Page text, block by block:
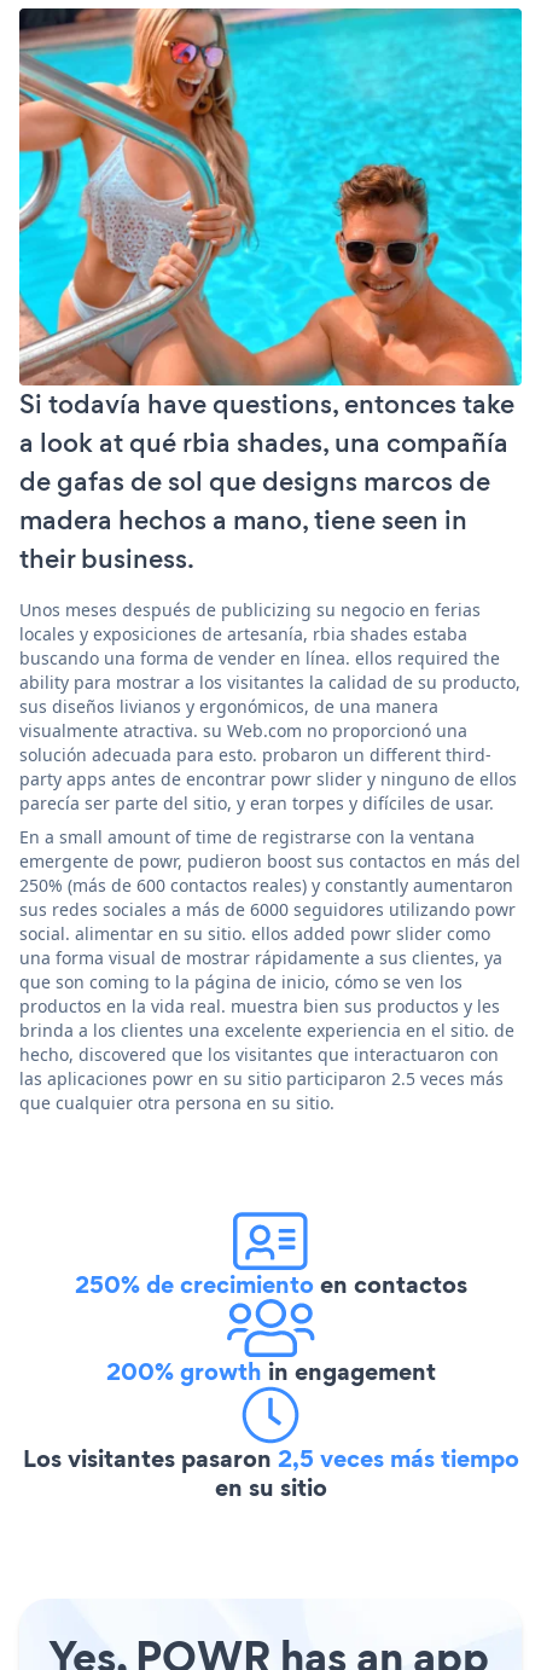
Si todavía have questions, entonces take
a look at qué rbia shades, una compañía
de gafas de sol que designs marcos de
madera hechos a mano, tiene seen in
their business.
Unos meses después de publicizing su negocio en ferias
locales y exposiciones de artesanía, rbia shades estaba
buscando una forma de vender en línea. ellos required the
ability para mostrar a los visitantes la calidad de su producto,
sus diseños livianos y ergonómicos, de una manera
visualmente atractiva. su Web.com no proporcionó una
solución adecuada para esto. probaron un different third-
party apps antes de encontrar powr slider y ninguno de ellos
parecía ser parte del sitio, y eran torpes y difíciles de usar.
En a small amount of time de registrarse con la ventana
emergente de powr, pudieron boost sus contactos en más del
250% (más de 600 contactos reales) y constantly aumentaron
sus redes sociales a más de 6000 seguidores utilizando powr
social. alimentar en su sitio. ellos added powr slider como
una forma visual de mostrar rápidamente a sus clientes, ya
que son coming to la página de inicio, cómo se ven los
productos en la vida real. muestra bien sus productos y les
brinda a los clientes una excelente experiencia en el sitio. de
hecho, discovered que los visitantes que interactuaron con
las aplicaciones powr en su sitio participaron 2.5 veces más
que cualquier otra persona en su sitio.
250% de crecimientoen contactos
200% growth in engagement
Los visitantes pasaron 2,5 veces más tiempo
en su sitio
Yes, POWR has an app